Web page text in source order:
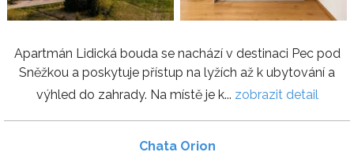
Apartmán Lidická bouda se nachází v destinaci Pec pod
Sněžkou a poskytuje přístup na lyžích až k ubytování a
výhled do zahrady. Na místě je k... zobrazit detail
Chata Orion